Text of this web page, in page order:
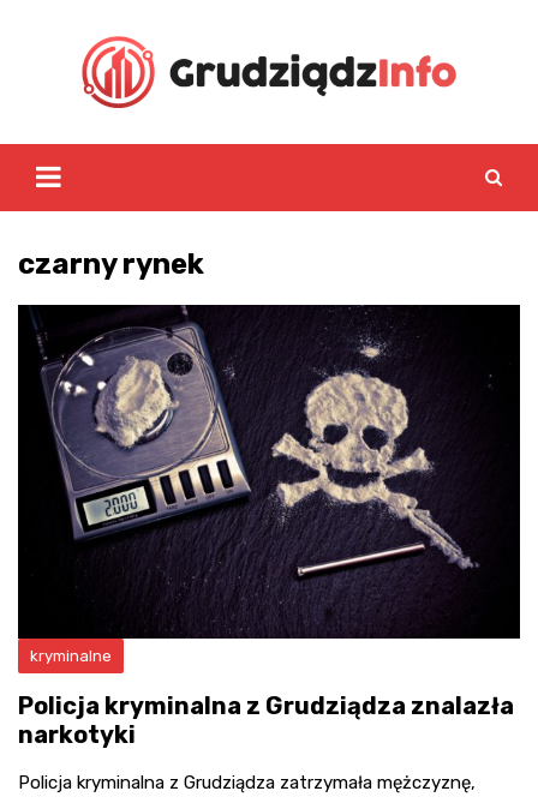
czarny rynek
kryminalne
Policja kryminalna z Grudziądza znalazła
narkotyki
Policja kryminalna z Grudziądza zatrzymała mężczyznę,